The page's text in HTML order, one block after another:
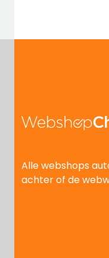
Alle webshops
achter of de